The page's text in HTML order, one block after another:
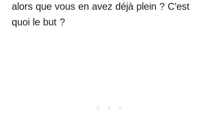
alors que vous en avez déjà plein ? C’est
quoi le but ?